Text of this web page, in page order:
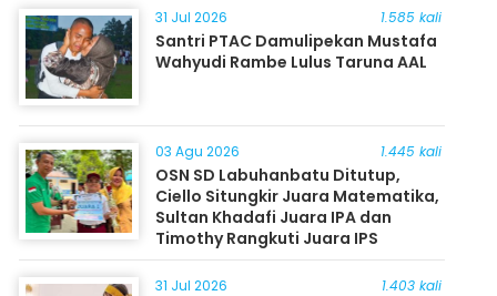
31 Jul 2026 1.585 kali
Santri PTAC Damulipekan Mustafa
Wahyudi Rambe Lulus Taruna AAL
03 Agu 2026 1.445 kali
OSN SD Labuhanbatu Ditutup,
Ciello Situngkir Juara Matematika,
Sultan Khadafi Juara IPA dan
Timothy Rangkuti Juara IPS
31 Jul 2026 1.403 kali